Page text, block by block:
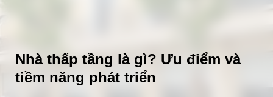
Nhà thấp tầng là gì? Ưu điểm và
tiềm năng phát triển